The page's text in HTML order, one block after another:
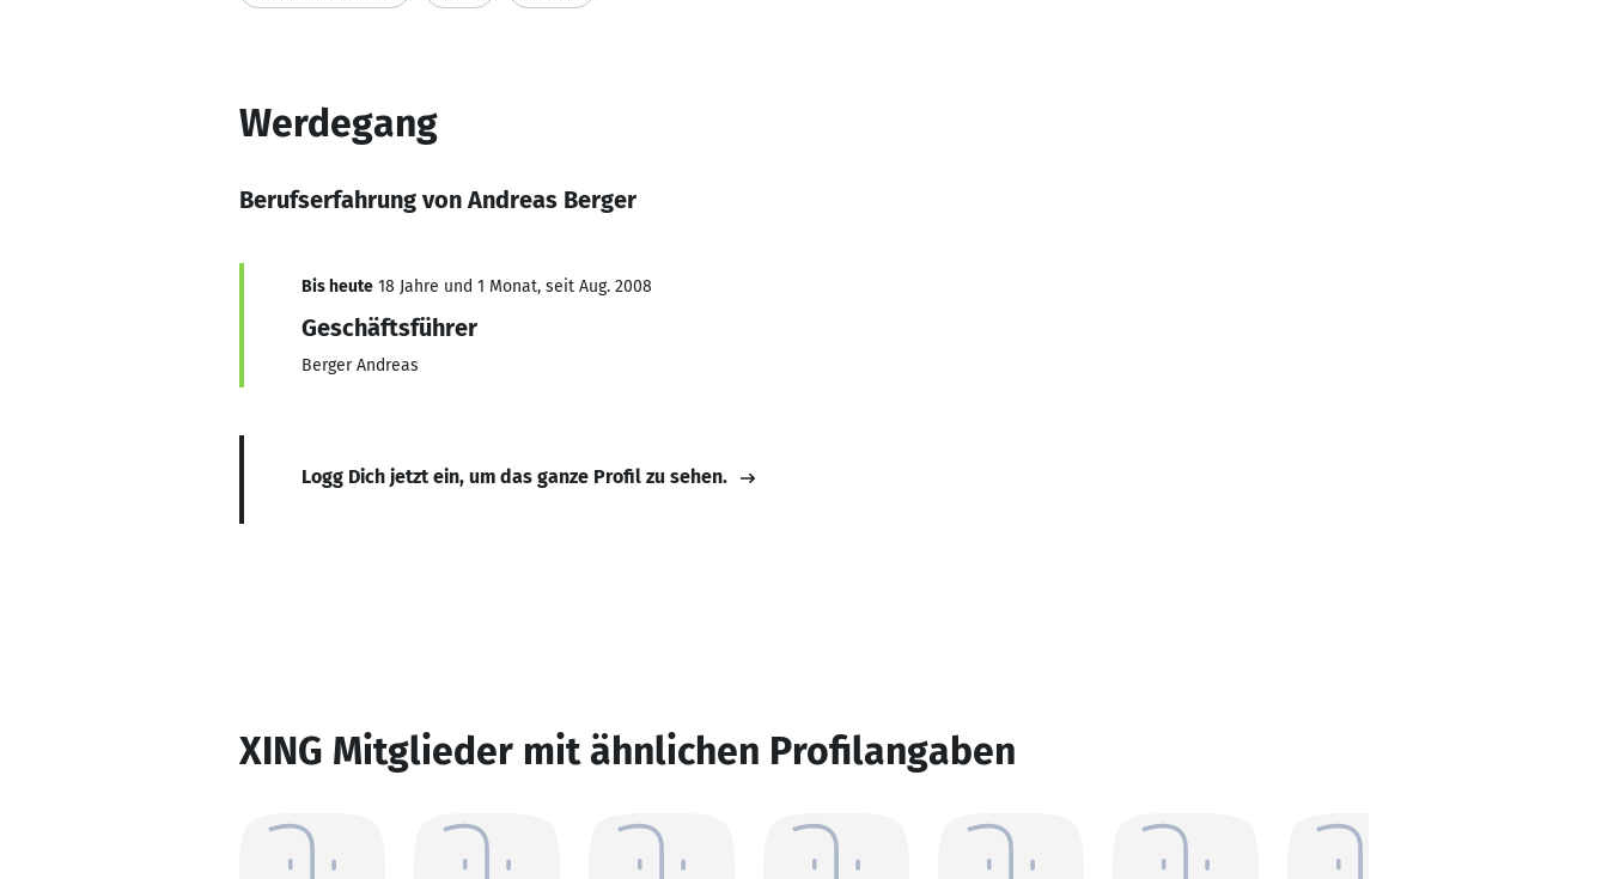
Werdegang
Berufserfahrung von Andreas Berger
Bis heute 18 Jahre und 1 Monat, seit Aug. 2008
Geschäftsführer
Berger Andreas
Logg Dich jetzt ein, um das ganze Profil zu sehen.
XING Mitglieder mit ähnlichen Profilangaben